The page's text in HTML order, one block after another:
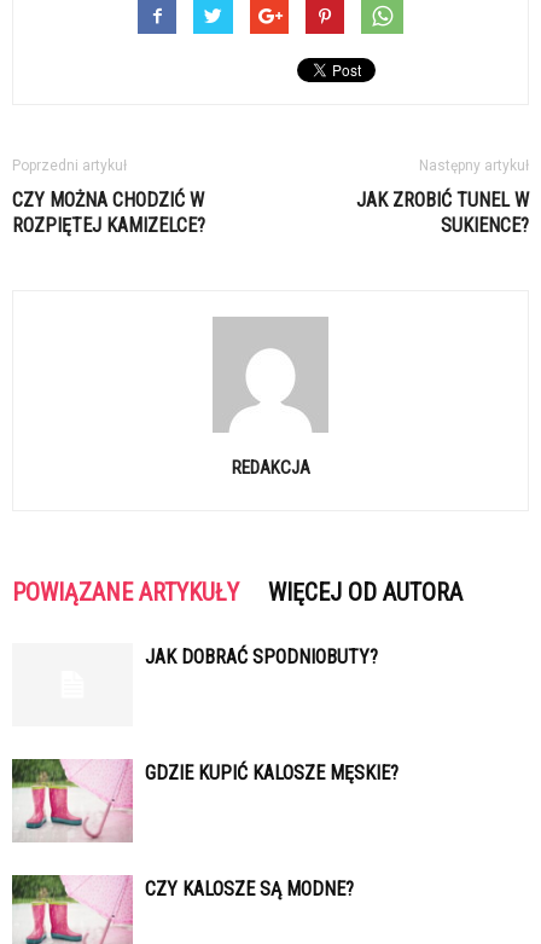
Poprzedni artykuł
CZY MOŻNA CHODZIĆ W
ROZPIĘTEJ KAMIZELCE?
Następny artykuł
JAK ZROBIĆ TUNEL W
SUKIENCE?
REDAKCJA
POWIĄZANE ARTYKUŁY WIĘCEJ OD AUTORA
JAK DOBRAĆ SPODNIOBUTY?
GDZIE KUPIĆ KALOSZE MĘSKIE?
CZY KALOSZE SĄ MODNE?